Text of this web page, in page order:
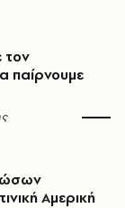
τον
παίρνουμε
Αμερική